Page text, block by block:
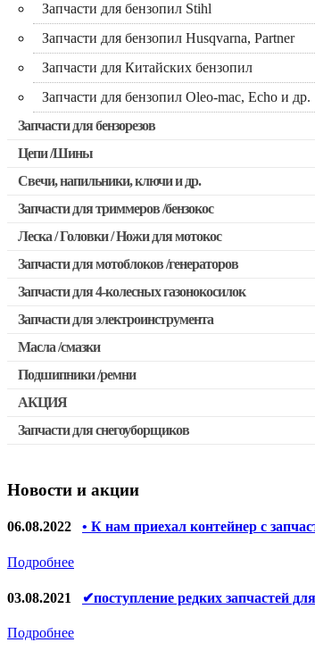
Запчасти для бензопил Stihl
Запчасти для бензопил Husqvarna, Partner
Запчасти для Китайских бензопил
Запчасти для бензопил Oleo-mac, Echo и др.
Запчасти для бензорезов
Цепи /Шины
Свечи, напильники, ключи и др.
Запчасти для триммеров /бензокос
Запчасти для Китайских триммеров
Запчасти для мотокос Stihl /Husqvarna /Oleo-
Леска / Головки / Ножи для мотокос
Запчасти для мотоблоков /генераторов
Запчасти для 4-колесных газонокосилок
Запчасти для электроинструмента
Двигатели, редукторы для шуруповертов
Патроны для шуруповертов / перфораторов
Выключатели, переключатели
Запчасти для перфораторов и отбойных
Запчасти для электроинструмента другие
Конденсаторы
Якоря, статоры
Ремни для электроинструмента
Масла /смазки
Подшипники /ремни
АКЦИЯ
Скидка 50%
Запчасти для снегоуборщиков
Новости и акции
06.08.2022 • К нам приехал контейнер с
Подробнее
03.08.2021 ✔поступление редких запчастей
Подробнее